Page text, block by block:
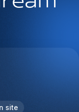
site